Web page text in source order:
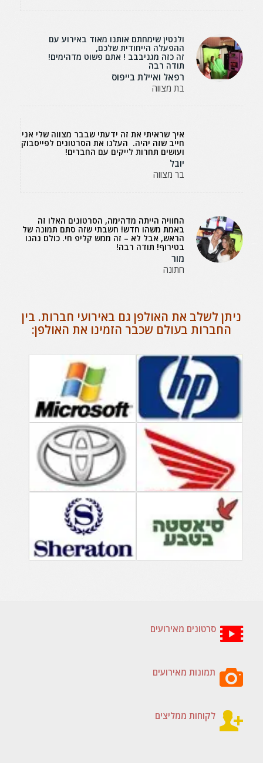
ולנטין שימחתם אותנו מאוד באירוע עם
ההפעלה הייחודית שלכם,
זה כזה מגניבבב ! אתם פשוט מדהימים!
תודה רבה
רפאל ואיילת בייפוס
בת מצווה
איך שראיתי את זה ידעתי שבבר מצווה שלי אני
חייב שזה יהיה. העלנו את הסרטונים לפייסבוק
ועושים תחרות לייקים עם החברים!
יובל
בר מצווה
החוויה הייתה מדהימה, הסרטונים האלו זה
באמת משהו חדש! חשבתי שזה סתם תמונה של
הראש, אבל לא – זה ממש קליפ חי. כולם נהנו
בטירוף! תודה רבה!
מור
חתונה
ניתן לשלב את האולפן גם באירועי חברות. בין
החברות בעולם שכבר הזמינו את האולפן:
סרטונים מאירועים
תמונות מאירועים
לקוחות ממליצים